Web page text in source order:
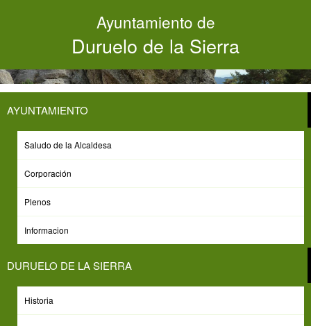
Ayuntamiento de
Duruelo de la Sierra
AYUNTAMIENTO
Saludo de la Alcaldesa
Corporación
Plenos
Informacion
DURUELO DE LA SIERRA
Historia
14:00H. RONDA POPULAR
Viernes, 18 de Julio de 2025